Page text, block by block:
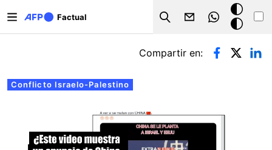
Factual
Search
Modo
oscuro
Solapas principales
Conflicto Israelo-Palestino
Compartir en: